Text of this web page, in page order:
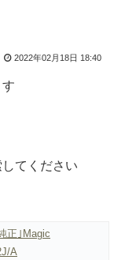
2022年02月18日 18:40
てください
正｣Magic
A